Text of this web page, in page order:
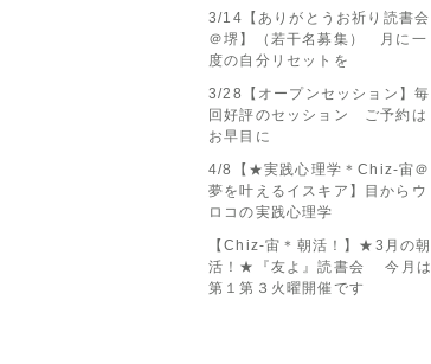
3/14【ありがとうお祈り読書会
＠堺】（若干名募集） 月に一
度の自分リセットを
3/28【オープンセッション】毎
回好評のセッション ご予約は
お早目に
4/8【★実践心理学＊Chiz-宙＠
夢を叶えるイスキア】目からウ
ロコの実践心理学
【Chiz-宙＊朝活！】★3月の朝
活！★『友よ』読書会 今月は
第１第３火曜開催です